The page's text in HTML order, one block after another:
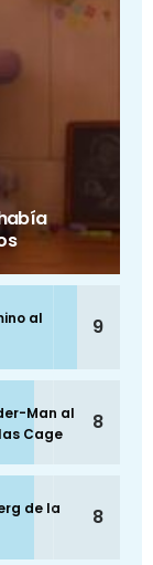
al
9
Man al
Cage
8
de la
8